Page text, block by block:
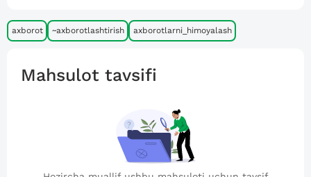
axborot ~axborotlashtirish axborotlarni_himoyalash
Mahsulot tavsifi